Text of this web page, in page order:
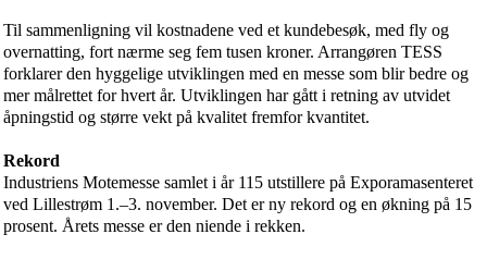
Til sammenligning vil kostnadene ved et kundebesøk, med fly og
overnatting, fort nærme seg fem tusen kroner. Arrangøren TESS
forklarer den hyggelige utviklingen med en messe som blir bedre og
mer målrettet for hvert år. Utviklingen har gått i retning av utvidet
åpningstid og større vekt på kvalitet fremfor kvantitet.
Rekord
Industriens Motemesse samlet i år 115 utstillere på Exporamasenteret
ved Lillestrøm 1.–3. november. Det er ny rekord og en økning på 15
prosent. Årets messe er den niende i rekken.